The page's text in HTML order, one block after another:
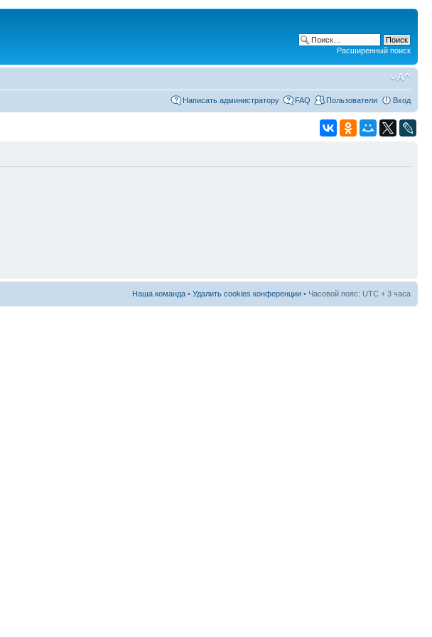
Расширенный поиск
Написать администратору FAQ Пользователи Вход
Наша команда • Удалить cookies конференции • Часовой пояс: UTC + 3 часа